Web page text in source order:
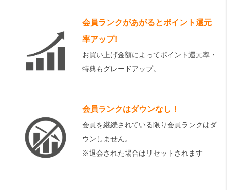
会員ランクがあがるとポイント還元
率アップ!
お買い上げ金額によってポイント還元率・
特典もグレードアップ。
会員ランクはダウンなし！
会員を継続されている限り会員ランクはダ
ウンしません。
※退会された場合はリセットされます